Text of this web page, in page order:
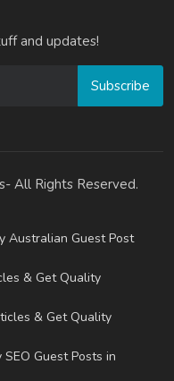
and updates!
Subscribe
All Rights Reserved.
Australian Guest Post
& Get Quality
& Get Quality
Guest Posts in